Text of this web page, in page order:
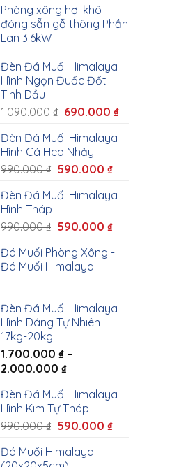
Phòng xông hơi khô
đóng sẵn gỗ thông Phần
Lan 3.6kW
Đèn Đá Muối Himalaya
Hình Ngọn Đuốc Đốt
Tinh Dầu
1.090.000₫ 690.000 ₫
Đèn Đá Muối Himalaya
Hình Cá Heo Nhảy
990.000₫ 590.000 ₫
Đèn Đá Muối Himalaya
Hình Tháp
990.000₫ 590.000 ₫
Đá Muối Phòng Xông -
Đá Muối Himalaya
Đèn Đá Muối Himalaya
Hình Dáng Tự Nhiên
17kg-20kg
1.700.000 ₫ –
2.000.000 ₫
Đèn Đá Muối Himalaya
Hình Kim Tự Tháp
990.000₫ 590.000 ₫
Đá Muối Himalaya